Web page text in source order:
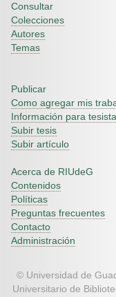
Consultar
Colecciones
Autores
Temas
Publicar
Como agregar mis
Información para
Subir tesis
Subir artículo
Acerca de RIUdeG
Contenidos
Políticas
Preguntas frecuentes
Contacto
Administración
© Universidad de
Universitario de